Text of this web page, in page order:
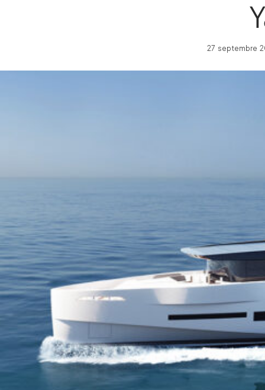
27 septembre